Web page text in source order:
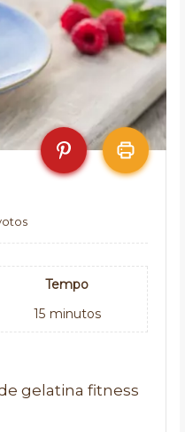
Tempo
15 minutos
gelatina fitness